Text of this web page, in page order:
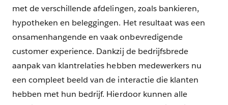
met de verschillende afdelingen, zoals bankieren,
hypotheken en beleggingen. Het resultaat was een
onsamenhangende en vaak onbevredigende
customer experience. Dankzij de bedrijfsbrede
aanpak van klantrelaties hebben medewerkers nu
een compleet beeld van de interactie die klanten
hebben met hun bedrijf. Hierdoor kunnen alle